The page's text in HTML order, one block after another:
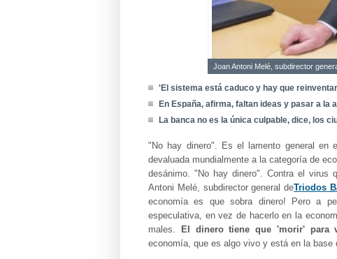
Joan Antoni Melé, subdirector
'El sistema está caduco y hay que
En España, afirma, faltan ideas y pasar a la
La banca no es la única culpable, dice, los
"No hay dinero". Es el lamento general en
devaluada mundialmente a la categoría de
desánimo. "No hay dinero". Contra el virus
Antoni Melé, subdirector general deTriodos
economía es que sobra dinero! Pero a
especulativa, en vez de hacerlo en la
males. El dinero tiene que 'morir' para
economía, que es algo vivo y está en la base